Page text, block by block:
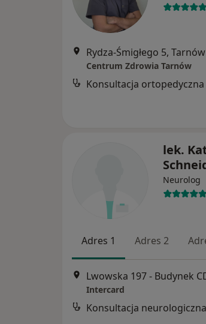
Rydza-Śmigłego 5, Tarnów
Centrum Zdrowia Tarnów
Konsultacja ortopedyczna
lek.
Neurolog
Adres 1 Adres 2
Lwowska 197 - Budynek
Intercard